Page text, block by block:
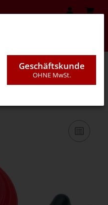
Geschäftskunde
OHNE MwSt.